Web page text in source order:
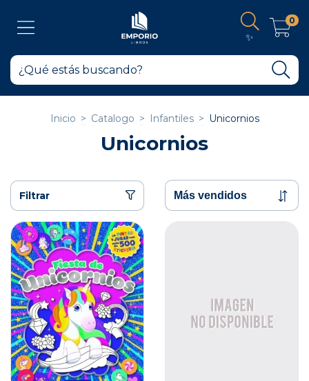
✨
0
Inicio > Catalogo > Infantiles > Unicornios
Unicornios
Filtrar